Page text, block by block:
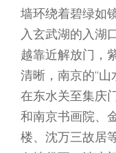
墙环绕着碧绿如
入玄武湖的入湖
越靠近解放门，
清晰，南京的“山
在东水关至集庆
和南京书画院、
楼、沈万三故居